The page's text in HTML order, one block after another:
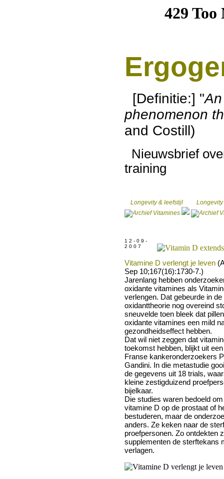
[Definitie:] "
phenomenon
and Costill)
Nieuwsbrief
training
Longevity & leefstijl
1 2 - 0 9 -
2 0 0 7
Vitamine D verlengt je leven
Sep 10;167(16):1730-7.)
Jarenlang hebben
oxidante vitamines als
verlengen. Dat gebeurde in
oxidanttheorie nog overeind
sneuvelde toen bleek dat
oxidante vitamines een mild
gezondheidseffect hebben.
Dat wil niet zeggen dat
toekomst hebben, blijkt uit
Franse kankeronderzoekers
Gandini. In die metastudie
de gegevens uit 18 trials,
kleine zestigduizend
bijelkaar.
Die studies waren bedoeld
vitamine D op de prostaat of
bestuderen, maar de
anders. Ze keken naar de
proefpersonen. Zo ontdekten
supplementen de sterftekans
verlagen.